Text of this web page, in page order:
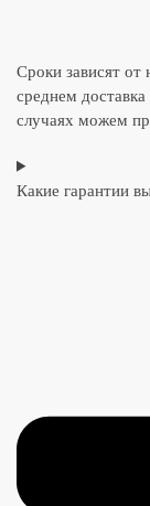
Сроки зависят от
среднем
случаях можем
Какие гарантии